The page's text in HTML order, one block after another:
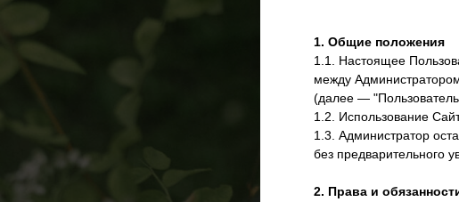
1. Общие положения
1.1. Настоящее
между
(далее —
1.2. Использование
1.3. Администратор
без предварительного
2. Права и